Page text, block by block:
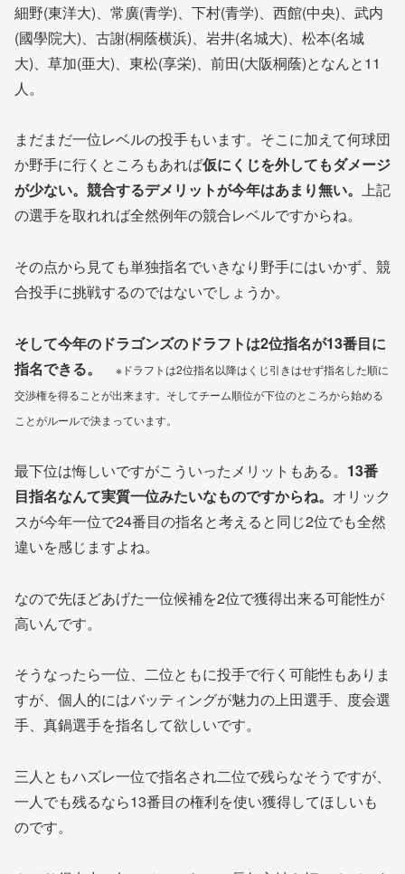
細野(東洋大)、常廣(青学)、下村(青学)、西館(中央)、武内
(國學院大)、古謝(桐蔭横浜)、岩井(名城大)、松本(名城
大)、草加(亜大)、東松(享栄)、前田(大阪桐蔭)となんと11
人。
まだまだ一位レベルの投手もいます。そこに加えて何球団
か野手に行くところもあれば仮にくじを外してもダメージ
が少ない。競合するデメリットが今年はあまり無い。 上記
の選手を取れれば全然例年の競合レベルですからね。
その点から見ても単独指名でいきなり野手にはいかず、競
合投手に挑戦するのではないでしょうか。
そして今年のドラゴンズのドラフトは2位指名が13番目に
指名できる。
※ ドラフトは2位指名以降はくじ引きはせず指名した順に
交渉権を得ることが出来ます。そしてチーム順位が下位のところから始める
ことがルールで決まっています。
最下位は悔しいですがこういったメリットもある。 13番
目指名なんて実質一位みたいなものですからね。 オリック
スが今年一位で24番目の指名と考えると同じ2位でも全然
違いを感じますよね。
なので先ほどあげた一位候補を2位で獲得出来る可能性が
高いんです。
そうなったら一位、二位ともに投手で行く可能性もありま
すが、個人的にはバッティングが魅力の上田選手、度会選
手、真鍋選手を指名して欲しいです。
三人ともハズレ一位で指名され二位で残らなそうですが、
一人でも残るなら13番目の権利を使い獲得してほしいも
のです。